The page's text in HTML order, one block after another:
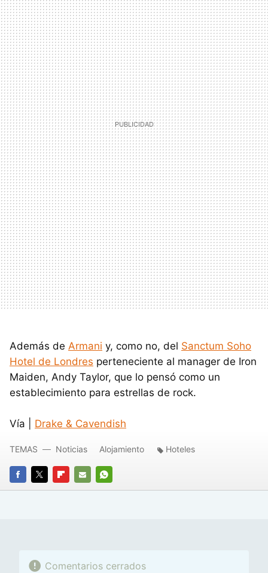
Además de Armani y, como no, del Sanctum Soho
Hotel de Londres perteneciente al manager de Iron
Maiden, Andy Taylor, que lo pensó como un
establecimiento para estrellas de rock.
Vía | Drake & Cavendish
FACEBOOK
TWITTERFLIPBOARD
E-
WHATSAPP
TEMAS Noticias Alojamiento Hoteles
Comentarios cerrados